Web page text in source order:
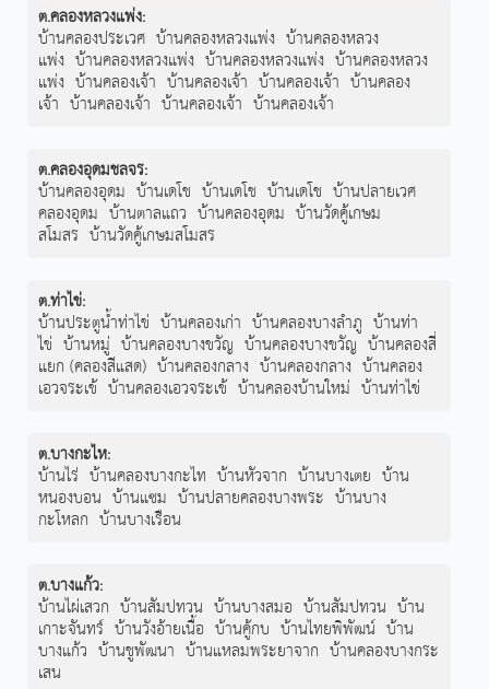
ต.คลองหลวงแพ่ง:
บ้านคลองประเวศ บ้านคลองหลวงแพ่ง บ้านคลองหลวง
แพ่ง บ้านคลองหลวงแพ่ง บ้านคลองหลวงแพ่ง บ้านคลองหลวง
แพ่ง บ้านคลองเจ้า บ้านคลองเจ้า บ้านคลองเจ้า บ้านคลอง
เจ้า บ้านคลองเจ้า บ้านคลองเจ้า บ้านคลองเจ้า
ต.คลองอุดมชลจร:
บ้านคลองอุดม บ้านเดโช บ้านเดโช บ้านเดโช บ้านปลายเวศ
คลองอุดม บ้านตาลแถว บ้านคลองอุดม บ้านวัดคู้เกษม
สโมสร บ้านวัดคู้เกษมสโมสร
ต.ท่าไข่:
บ้านประตูน้ำท่าไข่ บ้านคลองเก่า บ้านคลองบางลำภู บ้านท่า
ไข่ บ้านหมู่ บ้านคลองบางขวัญ บ้านคลองบางขวัญ บ้านคลองสี่
แยก (คลองสีแสด) บ้านคลองกลาง บ้านคลองกลาง บ้านคลอง
เอวจระเข้ บ้านคลองเอวจระเข้ บ้านคลองบ้านใหม่ บ้านท่าไข่
ต.บางกะไห:
บ้านไร่ บ้านคลองบางกะไท บ้านหัวจาก บ้านบางเตย บ้าน
หนองบอน บ้านแซม บ้านปลายคลองบางพระ บ้านบาง
กะโหลก บ้านบางเรือน
ต.บางแก้ว:
บ้านไผ่เสวก บ้านสัมปทวน บ้านบางสมอ บ้านสัมปทวน บ้าน
เกาะจันทร์ บ้านวังอ้ายเนื้อ บ้านคู้กบ บ้านไทยพิพัฒน์ บ้าน
บางแก้ว บ้านชูพัฒนา บ้านแหลมพระยาจาก บ้านคลองบางกระ
เสน